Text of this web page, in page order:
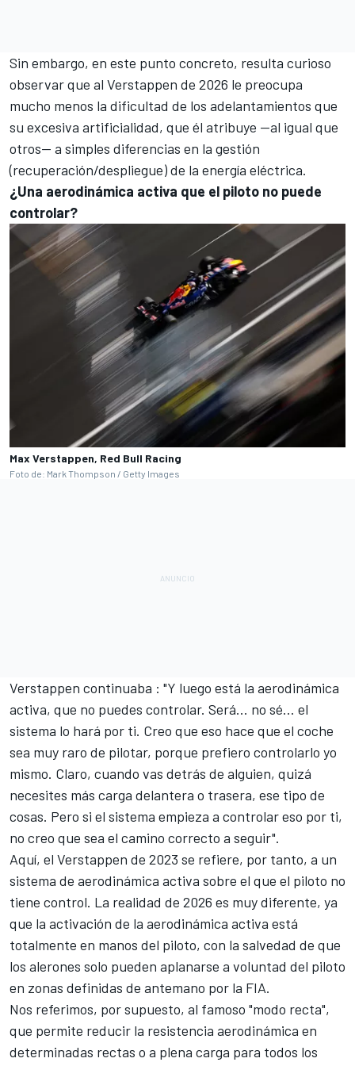
Sin embargo, en este punto concreto, resulta curioso
observar que al Verstappen de 2026 le preocupa
mucho menos la dificultad de los adelantamientos que
su excesiva artificialidad, que él atribuye —al igual que
otros— a simples diferencias en la gestión
(recuperación/despliegue) de la energía eléctrica.
¿Una aerodinámica activa que el piloto no puede
controlar?
Max Verstappen, Red Bull Racing
Foto de: Mark Thompson / Getty Images
Verstappen continuaba : "Y luego está la aerodinámica
activa, que no puedes controlar. Será... no sé... el
sistema lo hará por ti. Creo que eso hace que el coche
sea muy raro de pilotar, porque prefiero controlarlo yo
mismo. Claro, cuando vas detrás de alguien, quizá
necesites más carga delantera o trasera, ese tipo de
cosas. Pero si el sistema empieza a controlar eso por ti,
no creo que sea el camino correcto a seguir".
Aquí, el Verstappen de 2023 se refiere, por tanto, a un
sistema de aerodinámica activa sobre el que el piloto no
tiene control. La realidad de 2026 es muy diferente, ya
que la activación de la aerodinámica activa está
totalmente en manos del piloto, con la salvedad de que
los alerones solo pueden aplanarse a voluntad del piloto
en zonas definidas de antemano por la FIA.
Nos referimos, por supuesto, al famoso "modo recta",
que permite reducir la resistencia aerodinámica en
determinadas rectas o a plena carga para todos los